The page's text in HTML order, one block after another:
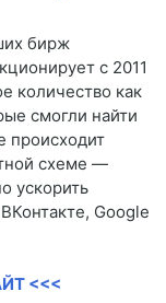
бирж
с 2011
количество как
смогли найти
происходит
схеме —
ускорить
Google
<<<